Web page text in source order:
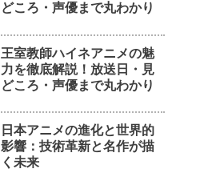
どころ・声優まで丸わかり
王室教師ハイネアニメの魅
力を徹底解説！放送日・見
どころ・声優まで丸わかり
日本アニメの進化と世界的
影響：技術革新と名作が描
く未来